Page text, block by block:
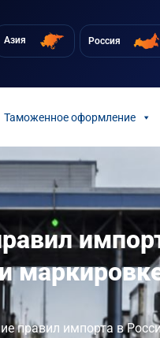
Азия Россия
Таможенное оформление
правил импорта в